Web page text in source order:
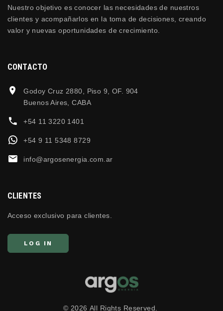
Nuestro objetivo es conocer las necesidades de nuestros
clientes y acompañarlos en la toma de decisiones, creando
valor y nuevas oportunidades de crecimiento.
CONTACTO
Godoy Cruz 2880, Piso 9, OF. 904
Buenos Aires, CABA
+54 11 3220 1401
+54 9 11 5348 8729
info@argosenergia.com.ar
CLIENTES
Acceso exclusivo para clientes.
LOG IN
© 2026 All Rights Reserved.